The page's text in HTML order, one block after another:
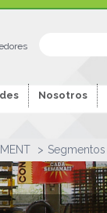
Nosotros
Segmentos